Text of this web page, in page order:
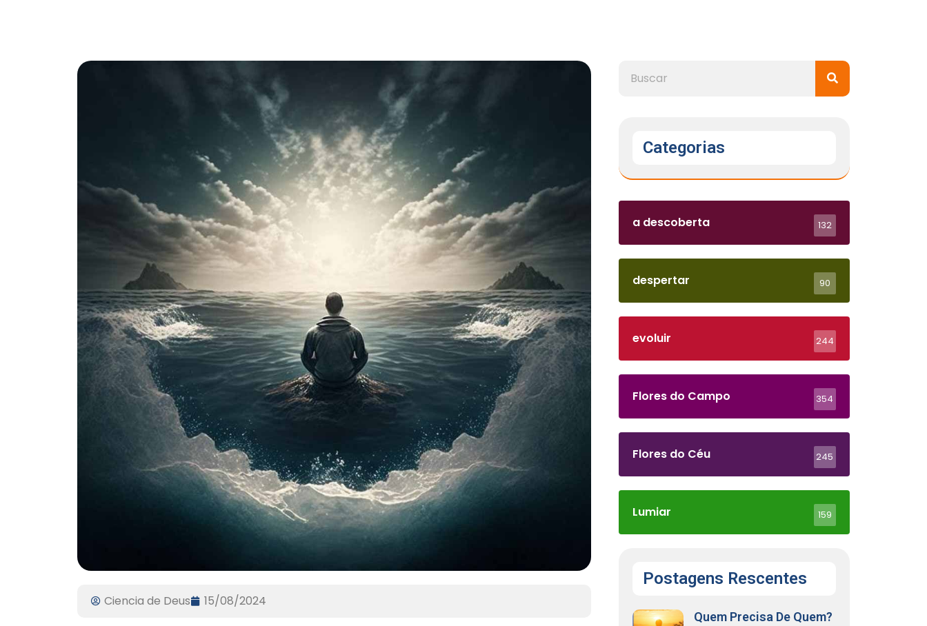
Ciencia de Deus 15/08/2024
Categorias
a descoberta 132
despertar 90
evoluir 244
Flores do Campo 354
Flores do Céu 245
Lumiar 159
Postagens Rescentes
Quem Precisa De Quem?